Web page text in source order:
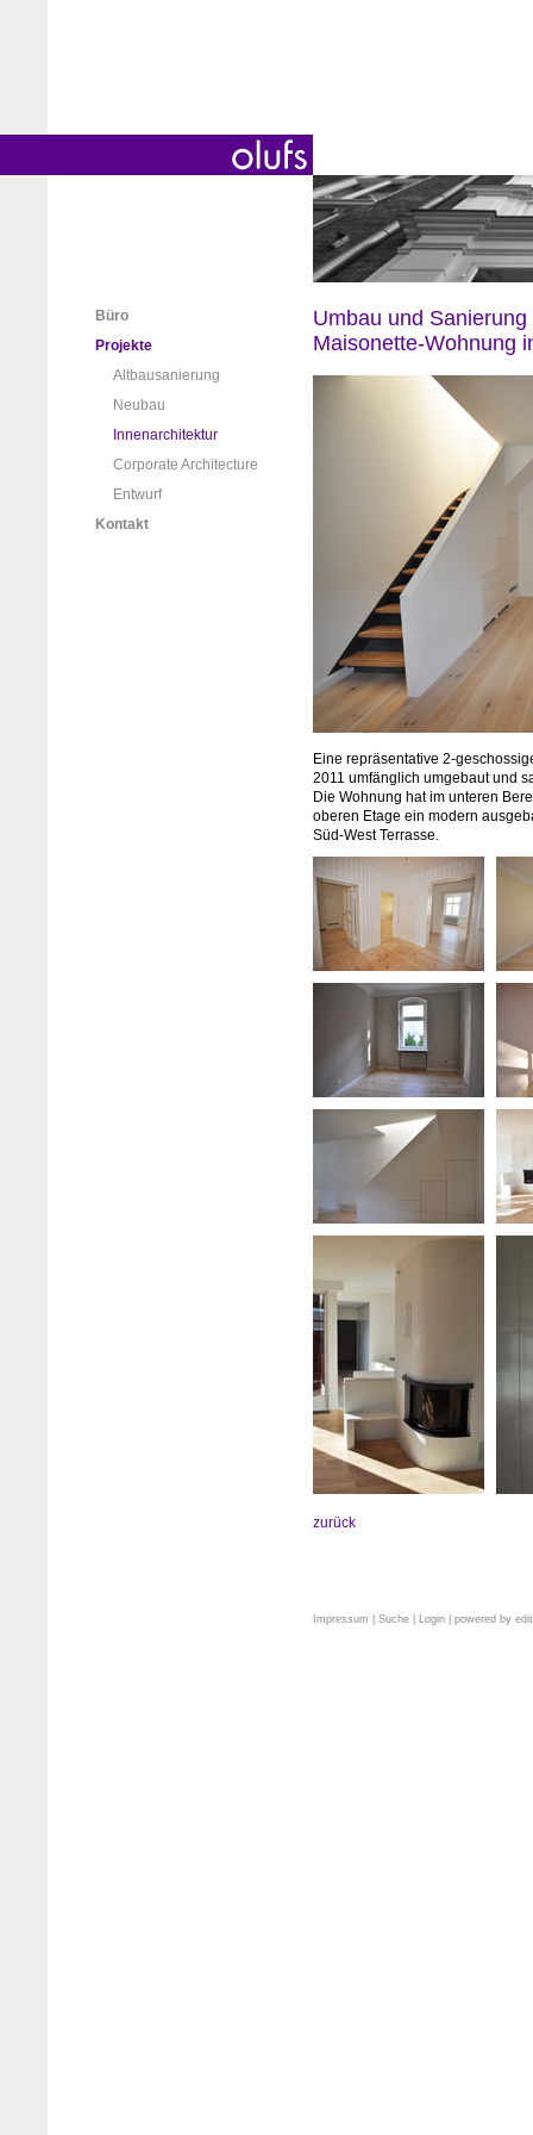
Büro
Projekte
Altbausanierung
Neubau
Innenarchitektur
Corporate Architecture
Entwurf
Kontakt
Umbau und
Maisonette-Wohnung
Eine repräsentative 2-
2011 umfänglich umgebaut und
Die Wohnung hat im unteren
oberen Etage ein modern
Süd-West Terrasse.
zurück
Impressum Suche Login | powered by